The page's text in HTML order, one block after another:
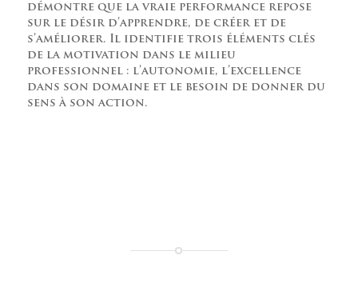
démontre que la vraie performance repose
sur le désir d’apprendre, de créer et de
s’améliorer. Il identifie trois éléments clés
de la motivation dans le milieu
professionnel : l’autonomie, l’excellence
dans son domaine et le besoin de donner du
sens à son action.